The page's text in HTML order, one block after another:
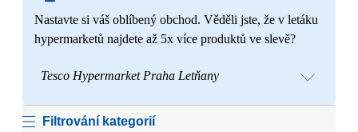
Nastavte si váš oblíbený obchod. Věděli jste, že v letáku
hypermarketů najdete až 5x více produktů ve slevě?
Tesco Hypermarket Praha Letňany
Filtrování kategorií